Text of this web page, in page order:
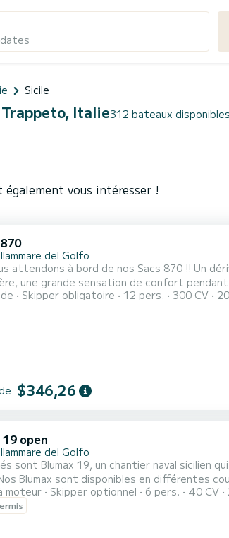
Sicile
Italie312 bateaux
vous intéresser !
del Golfo
bord de nos Sacs 870 !! Un dériveur aux lignes épurées et élégantes qui garantit, grâce à la quille
grande sensation de confort pendant la navigation. Le cœur sportif de sa Suzuki
d'adrénaline. Les finitions embarquées de haut niveau et les grands bains de soleil vous feront
Skipper obligatoire 12 pers. 300 CV
$346,26
open
del Golfo
sont Blumax 19, un chantier naval
Blumax sont disponibles en différentes
de nos clients. • Le bateau a une
centre et un canapé arrière confortable
moteur Skipper optionnel 6 pers. 40 CV